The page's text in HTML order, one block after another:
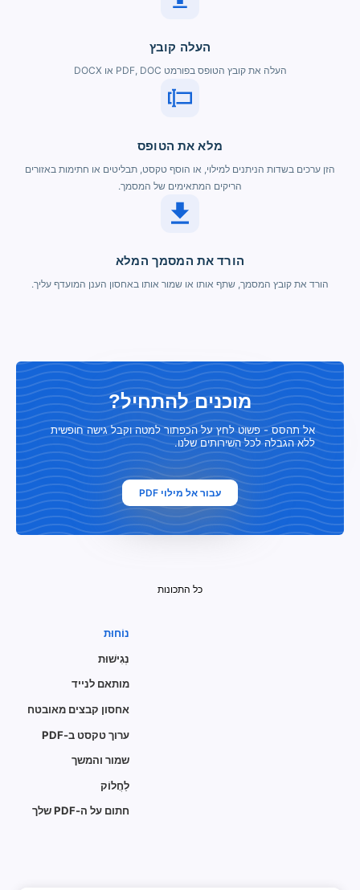
העלה קובץ
העלה את קובץ הטופס בפורמט PDF, DOC או DOCX
מלא את הטופס
הזן ערכים בשדות הניתנים למילוי, או הוסף טקסט, תבליטים או חתימות באזורים
הריקים המתאימים של המסמך.
הורד את המסמך המלא
הורד את קובץ המסמך, שתף אותו או שמור אותו באחסון הענן המועדף עליך.
מוכנים להתחיל?
אל תהסס - פשוט לחץ על הכפתור למטה וקבל גישה חופשית
ללא הגבלה לכל השירותים שלנו.
עבור אל מילוי PDF
כל התכונות
נוֹחוּת
נְגִישׁוּת
מותאם לנייד
אחסון קבצים מאובטח
ערוך טקסט ב-PDF
שמור והמשך
לַחֲלוֹק
חתום על ה-PDF שלך